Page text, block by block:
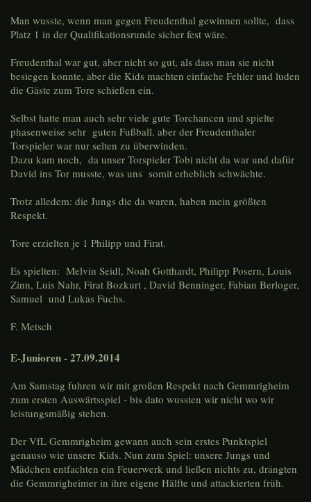
Man wusste, wenn man gegen Freudenthal gewinnen sollte, dass
Platz 1 in der Qualifikationsrunde sicher fest wäre.
Freudenthal war gut, aber nicht so gut, als dass man sie nicht
besiegen konnte, aber die Kids machten einfache Fehler und luden
die Gäste zum Tore schießen ein.
Selbst hatte man auch sehr viele gute Torchancen und spielte
phasenweise sehr guten Fußball, aber der Freudenthaler
Torspieler war nur selten zu überwinden.
Dazu kam noch, da unser Torspieler Tobi nicht da war und dafür
David ins Tor musste, was uns somit erheblich schwächte.
Trotz alledem: die Jungs die da waren, haben mein größten
Respekt.
Tore erzielten je 1 Philipp und Firat.
Es spielten: Melvin Seidl, Noah Gotthardt, Philipp Posern, Louis
Zinn, Luis Nahr, Firat Bozkurt , David Benninger, Fabian Berloger,
Samuel und Lukas Fuchs.
F. Metsch
E-Junioren - 27.09.2014
Am Samstag fuhren wir mit großen Respekt nach Gemmrigheim
zum ersten Auswärtsspiel - bis dato wussten wir nicht wo wir
leistungsmäßig stehen.
Der VfL Gemmrigheim gewann auch sein erstes Punktspiel
genauso wie unsere Kids. Nun zum Spiel: unsere Jungs und
Mädchen entfachten ein Feuerwerk und ließen nichts zu, drängten
die Gemmrigheimer in ihre eigene Hälfte und attackierten früh.